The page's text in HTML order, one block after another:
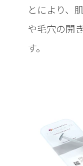
とにより、
や毛穴の開
す。